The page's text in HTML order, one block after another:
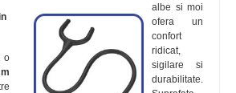
o
albe si moi
ofera un
confort
ridicat,
sigilare si
durabilitate.